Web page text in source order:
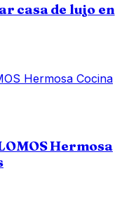
casa de lujo en
Hermosa